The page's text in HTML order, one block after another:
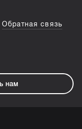
Обратная связь
нам